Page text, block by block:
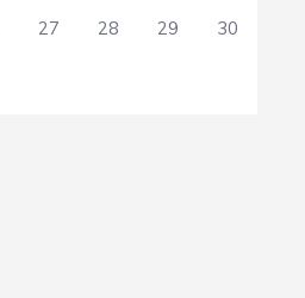
27 28 29 30